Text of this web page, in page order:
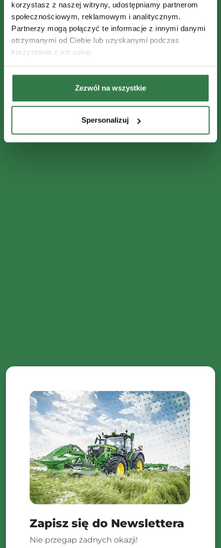
korzystasz z naszej witryny, udostępniamy partnerom
społecznościowym, reklamowym i analitycznym.
Partnerzy mogą połączyć te informacje z innymi danymi
otrzymanymi od Ciebie lub uzyskanymi podczas
korzystania z ich usług.
Zezwól na wszystkie
Spersonalizuj
Zapisz się do Newslettera
Nie przegap żadnych okazji!